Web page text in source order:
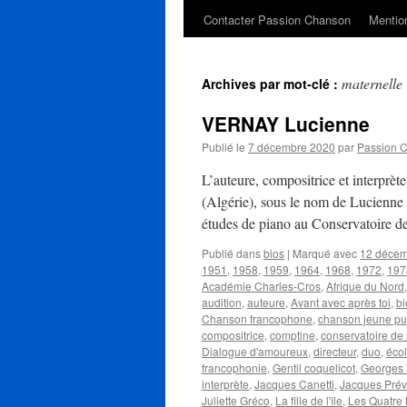
Contacter Passion Chanson
Archives par mot-clé : maternelle
VERNAY Lucienne
Publié le 7 décembre 2020 par Passion
L’auteure, compositrice et
(Algérie), sous le nom de Lucienne
études de piano au Conservatoire
Publié dansbios | Marqué avec 12
1951 , 1958, 1959, 1964, 1968, 1972,
Académie Charles-Cros, Afrique du Nord,
audition, auteure, Avant avec après toi,
Chanson francophone, chanson jeune
compositrice, comptine, conservatoire de
Dialogue d'amoureux, directeur, duo,
francophonie, Gentil coquelicot, Georges
interprète, Jacques Canetti, Jacques
Juliette Gréco, La fille de l'île, Les Quatre